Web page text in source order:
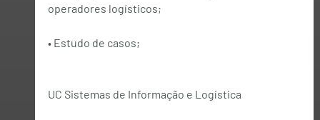
operadores logísticos;
• Estudo de casos;
UC Sistemas de Informação e Logística